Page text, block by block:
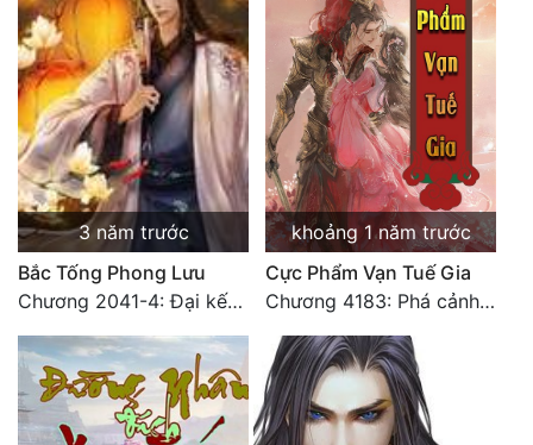
Đồng Nhân
Cẩu Đạo Trường Sinh
Ngự Thú
Truyện Nam
Truyện Nữ
Vô Địch Lưu
Xây Dựng Thế Lực
Đam Mỹ
3 năm trước
Bắc Tống Phong Lưu
Chương 2041-4: Đại kết cục: Hạnh phúc (4)
khoảng 1 năm trước
Cực Phẩm Vạn Tuế Gia
Chương 4183: Phá cảnh Chí Đạo cảnh hậu kỳ